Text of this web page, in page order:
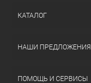
КАТАЛОГ
НАШИ ПРЕДЛОЖЕНИЯ
ПОМОЩЬ И СЕРВИСЫ